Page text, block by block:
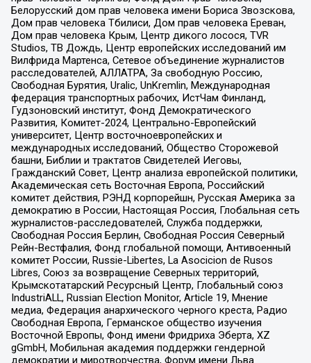
Белорусский дом прав человека имени Бориса Звозскова,
Дом прав человека Тбилиси, Дом прав человека Ереван,
Дом прав человека Крым, Центр дикого лосося, TVR
Studios, ТВ Дождь, Центр европейских исследований им
Вилфрида Мартенса, Сетевое объединение журналистов
расследователей, АЛЛАТРА, За свободную Россию,
Свободная Бурятия, Uralic, UnKremlin, Международная
федерация транспортных рабочих, ИстЧам Финланд,
Гудзоновский институт, Фонд Демократического
Развития, Комитет-2024, Центрально-Европейский
университет, Центр восточноевропейских и
международных исследований, Общество Сторожевой
башни, Библии и трактатов Свидетелей Иеговы,
Гражданский Совет, Центр анализа европейской политики,
Академическая сеть Восточная Европа, Российский
комитет действия, РЭНД корпорейшн, Русская Америка за
демократию в России, Настоящая Россия, Глобальная сеть
журналистов-расследователей, Служба поддержки,
Свободная Россия Берлин, Свободная Россия Северный
Рейн-Вестфалия, Фонд глобальной помощи, Антивоенный
комитет России, Russie-Libertes, La Asocicion de Rusos
Libres, Союз за возвращение Северных территорий,
Крымскотатарский Ресурсный Центр, Глобальный союз
IndustriALL, Russian Election Monitor, Article 19, Мнение
медиа, Федерация анархического черного креста, Радио
Свободная Европа, Германское общество изучения
Восточной Европы, Фонд имени Фридриха Эберта, XZ
gGmbH, Мобильная академия поддержки гендерной
демократии и миротворчества, Форум имени Льва